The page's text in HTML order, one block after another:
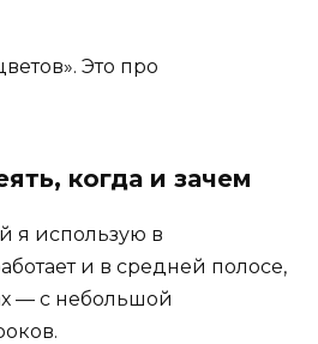
Это про
когда и зачем
я использую в
и в средней полосе,
— с небольшой